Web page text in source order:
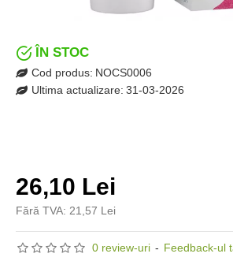
0 review-uri - Feedback-ul
26,10 Lei
Fără TVA: 21,57 Lei
ÎN STOC
Cod produs: NOCS0006
Ultima actualizare: 31-03-2026